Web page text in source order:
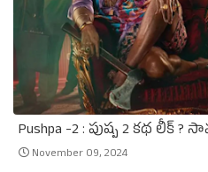
Pushpa -2 : పుష్ప 2 కథ
November 09, 2024